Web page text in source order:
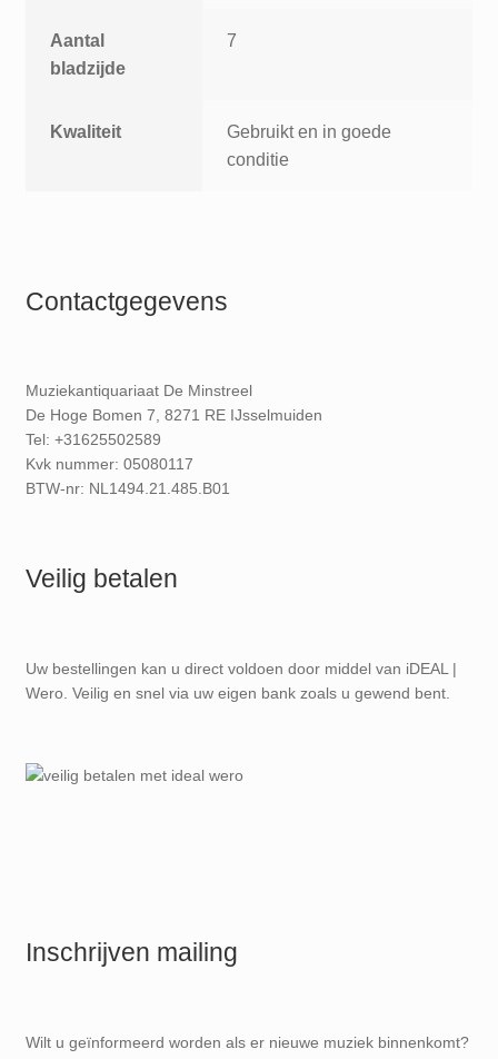
Aantal
bladzijde
7
Kwaliteit
Gebruikt en in goede
conditie
Contactgegevens
Muziekantiquariaat De Minstreel
De Hoge Bomen 7, 8271 RE IJsselmuiden
Tel: +31625502589
Kvk nummer: 05080117
BTW-nr: NL1494.21.485.B01
Veilig betalen
Uw bestellingen kan u direct voldoen door middel van iDEAL |
Wero. Veilig en snel via uw eigen bank zoals u gewend bent.
Inschrijven mailing
Wilt u geïnformeerd worden als er nieuwe muziek binnenkomt?